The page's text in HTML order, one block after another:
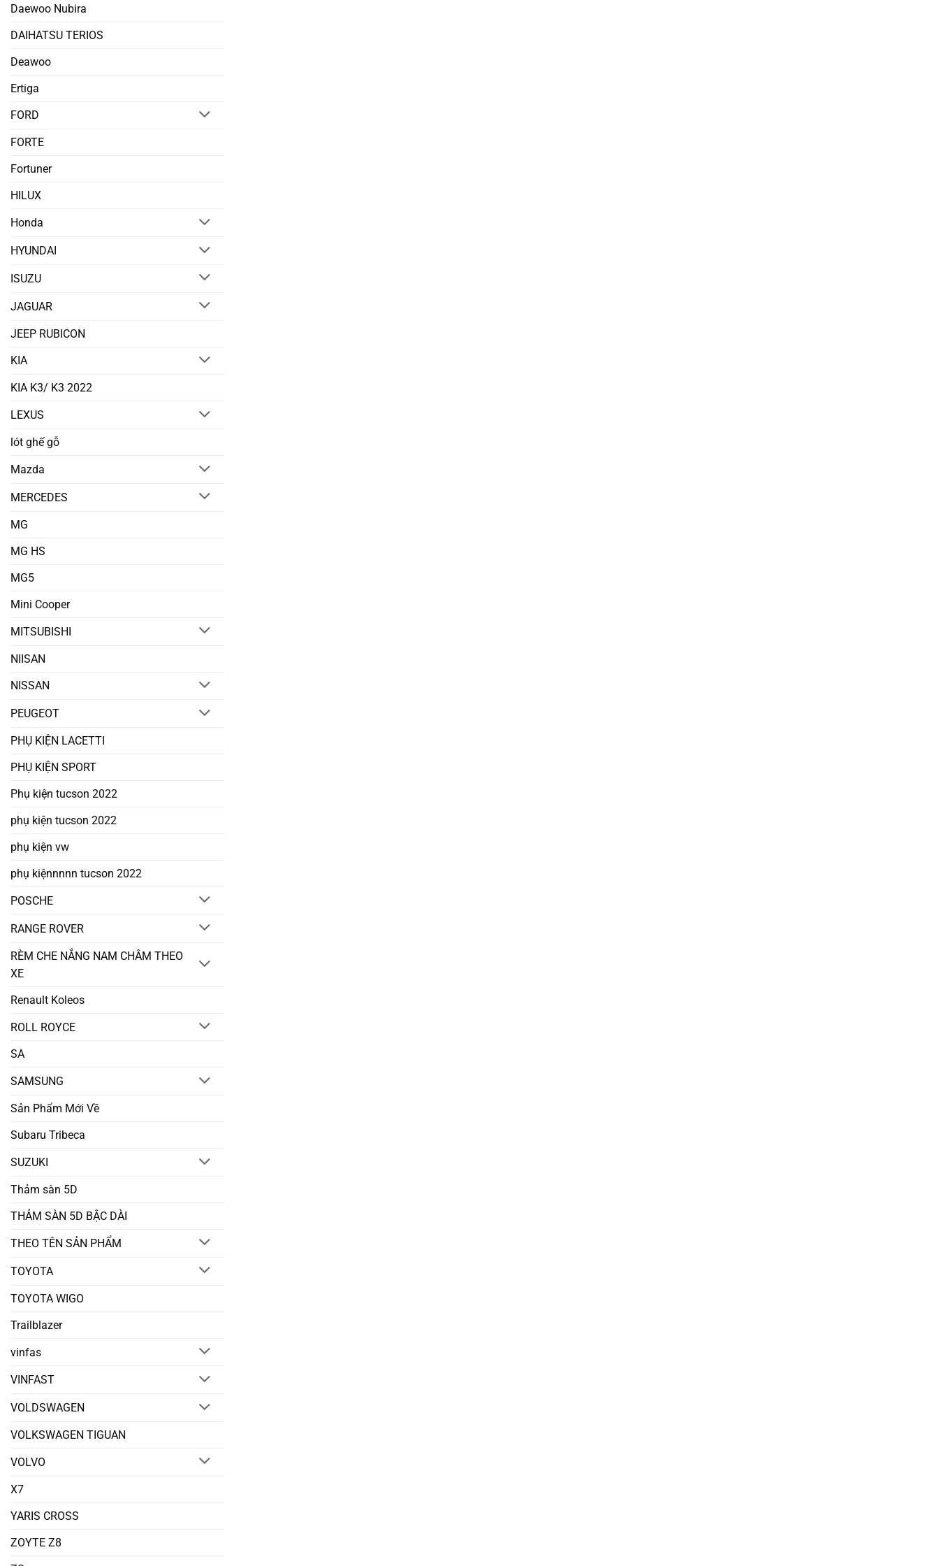
Daewoo Nubira
DAIHATSU TERIOS
Deawoo
Ertiga
FORD
FORTE
Fortuner
HILUX
Honda
HYUNDAI
ISUZU
JAGUAR
JEEP RUBICON
KIA
KIA K3/ K3 2022
LEXUS
lót ghế gỗ
Mazda
MERCEDES
MG
MG HS
MG5
Mini Cooper
MITSUBISHI
NIISAN
NISSAN
PEUGEOT
PHỤ KIỆN LACETTI
PHỤ KIỆN SPORT
Phụ kiện tucson 2022
phụ kiện tucson 2022
phụ kiện vw
phụ kiệnnnnn tucson 2022
POSCHE
RANGE ROVER
RÈM CHE NẮNG NAM CHÂM THEO
XE
Renault Koleos
ROLL ROYCE
SA
SAMSUNG
Sản Phẩm Mới Về
Subaru Tribeca
SUZUKI
Thảm sàn 5D
THẢM SÀN 5D BẬC DÀI
THEO TÊN SẢN PHẨM
TOYOTA
TOYOTA WIGO
Trailblazer
vinfas
VINFAST
VOLDSWAGEN
VOLKSWAGEN TIGUAN
VOLVO
X7
YARIS CROSS
ZOYTE Z8